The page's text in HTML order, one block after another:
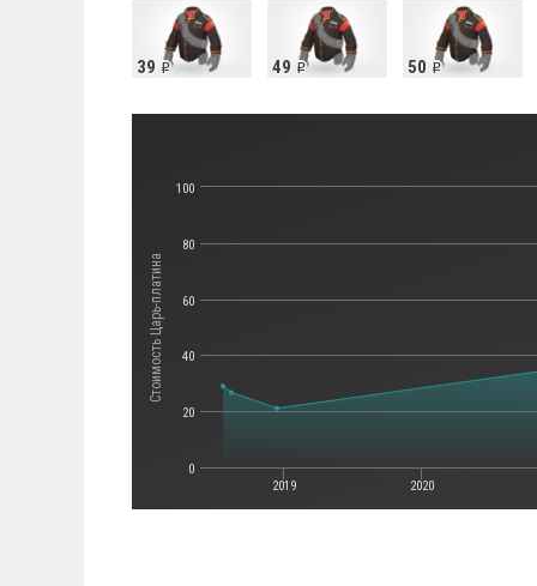
39 49 50
Стоимость Царь-платина
2019 2020
0
20
40
60
80
100